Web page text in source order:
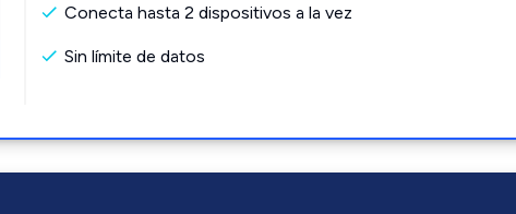
Conecta hasta 2 dispositivos a la vez
Sin límite de datos